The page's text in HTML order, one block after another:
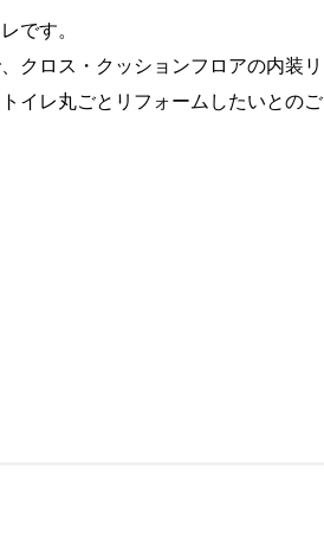
です。
クロス・クッションフロアの内装リ
イレ丸ごとリフォームしたいとのご